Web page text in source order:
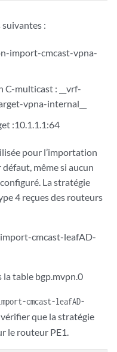
suivantes :
import-cmcast-vpna-
C-multicast : __vrf-
vpna-internal__
:10.1.1.1:64
pour l’importation
même si aucun
La stratégie
4 reçues des routeurs
import-cmcast-leafAD-
la table bgp.mvpn.0
cmcast-leafAD-
que la stratégie
le routeur PE1.